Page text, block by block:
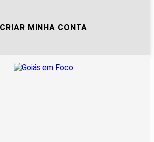
CRIAR MINHA CONTA